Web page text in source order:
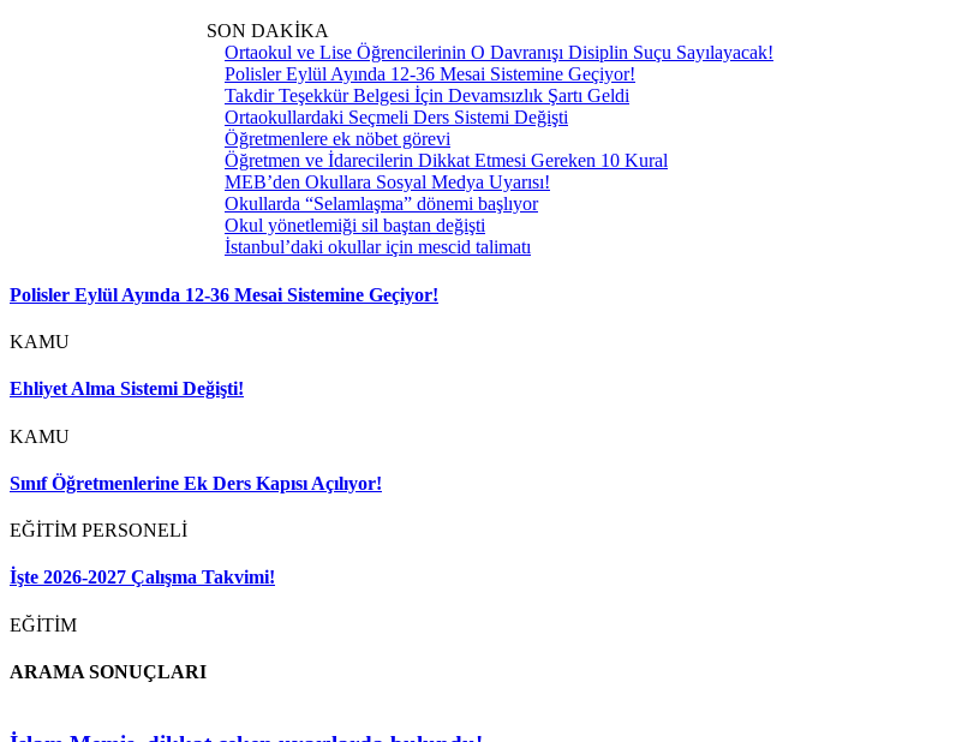
SON DAKİKA
Ortaokul ve Lise Öğrencilerinin O Davranışı Disiplin Suçu Sayılayacak!
Polisler Eylül Ayında 12-36 Mesai Sistemine Geçiyor!
Takdir Teşekkür Belgesi İçin Devamsızlık Şartı Geldi
Ortaokullardaki Seçmeli Ders Sistemi Değişti
Öğretmenlere ek nöbet görevi
Öğretmen ve İdarecilerin Dikkat Etmesi Gereken 10 Kural
MEB’den Okullara Sosyal Medya Uyarısı!
Okullarda “Selamlaşma” dönemi başlıyor
Okul yönetlemiği sil baştan değişti
İstanbul’daki okullar için mescid talimatı
Polisler Eylül Ayında 12-36 Mesai Sistemine Geçiyor!
KAMU
Ehliyet Alma Sistemi Değişti!
KAMU
Sınıf Öğretmenlerine Ek Ders Kapısı Açılıyor!
EĞİTİM PERSONELİ
İşte 2026-2027 Çalışma Takvimi!
EĞİTİM
ARAMA SONUÇLARI